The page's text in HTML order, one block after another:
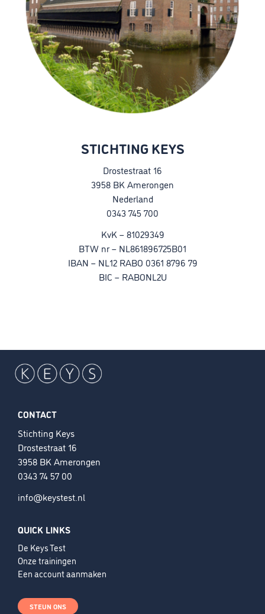
STICHTING KEYS
Drostestraat 16
3958 BK Amerongen
Nederland
0343 745 700
KvK – 81029349
BTW nr – NL861896725B01
IBAN – NL12 RABO 0361 8796 79
BIC – RABONL2U
CONTACT
Stichting Keys
Drostestraat 16
3958 BK Amerongen
0343 74 57 00
info@keystest.nl
QUICK LINKS
De Keys Test
Onze trainingen
Een account aanmaken
STEUN ONS